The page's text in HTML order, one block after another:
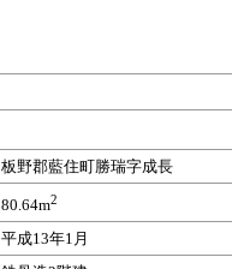
板野郡藍住町勝瑞字成長
80.64m2
平成13年1月